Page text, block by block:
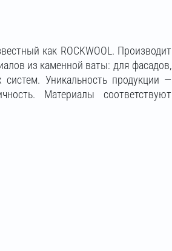
как ROCKWOOL. Производит
из каменной ваты: для фасадов,
Уникальность продукции —
Материалы соответствуют